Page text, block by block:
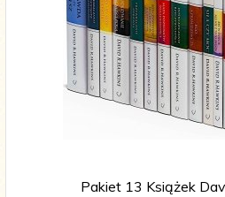
Pakiet 13 Książek